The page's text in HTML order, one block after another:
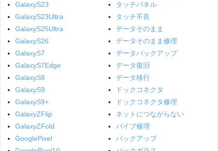
GalaxyS23
GalaxyS23Ultra
GalaxyS25Ultra
GalaxyS26
GalaxyS7
GalaxyS7Edge
GalaxyS8
GalaxyS9
GalaxyS9+
GalaxyZFlip
GalaxyZFold
GooglePixel
タッチパネル
タッチ不良
データそのまま
データそのまま修理
データバックアップ
データ復旧
データ移行
ドックコネクタ
ドックコネクタ修理
ネットにつながらない
バイブ修理
バックアップ